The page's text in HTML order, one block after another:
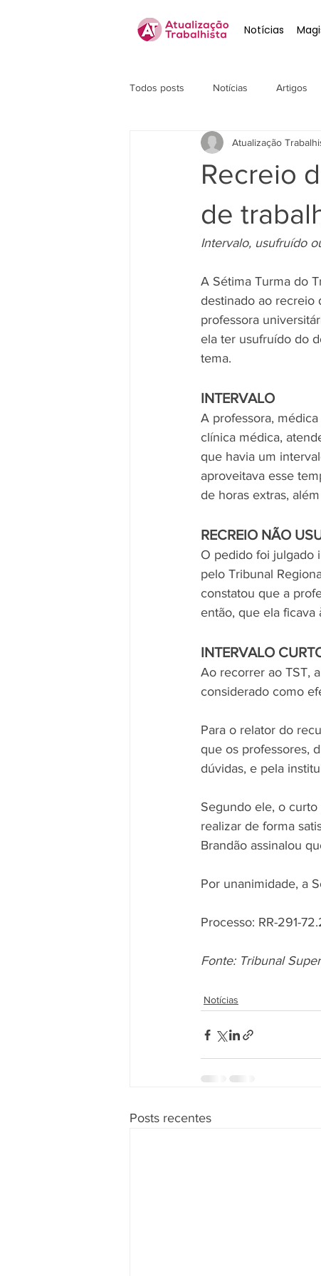
Notícias
Todos posts Notícias Artigos
Recreio
de
Atualização
Intervalo, usufruído
A Sétima Turma do
destinado ao recreio
professora
ela ter usufruído do
tema.
INTERVALO
A professora,
clínica médica,
que havia um
aproveitava esse
de horas extras,
RECREIO NÃO
O pedido foi julgado
pelo Tribunal
constatou que a
então, que ela ficava
INTERVALO
Ao recorrer ao TST,
considerado como
Para o relator do
que os professores,
dúvidas, e pela
Segundo ele, o
realizar de forma
Brandão assinalou
Por unanimidade, a
Processo: RR-291-
Fonte: Tribunal
Notícias
Posts recentes